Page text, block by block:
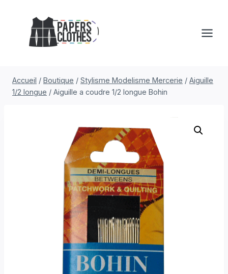
contenu
Accueil / Boutique / Stylisme Modelisme Mercerie / Aiguille
1/2 longue / Aiguille a coudre 1/2 longue Bohin